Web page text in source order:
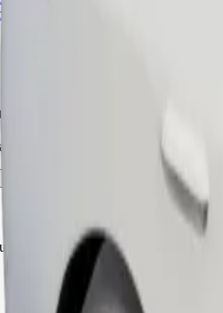
Şəmkir" a "Gadabay"
de ir de "Bazar Şəmkir" a
botón de distancia